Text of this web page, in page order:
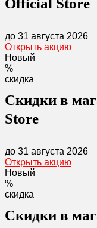
Official Store
до 31 августа 2026
Открыть акцию
Новый
%
скидка
Скидки в
Store
до 31 августа 2026
Открыть акцию
Новый
%
скидка
Скидки в